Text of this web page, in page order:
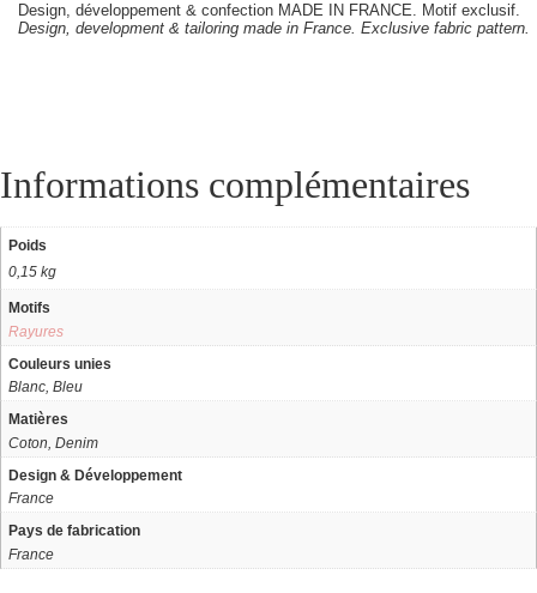
Design, développement & confection MADE IN FRANCE. Motif exclusif.
Design, development & tailoring made in France. Exclusive fabric pattern.
Informations complémentaires
Poids
0,15 kg
Motifs
Rayures
Couleurs unies
Blanc, Bleu
Matières
Coton, Denim
Design & Développement
France
Pays de fabrication
France